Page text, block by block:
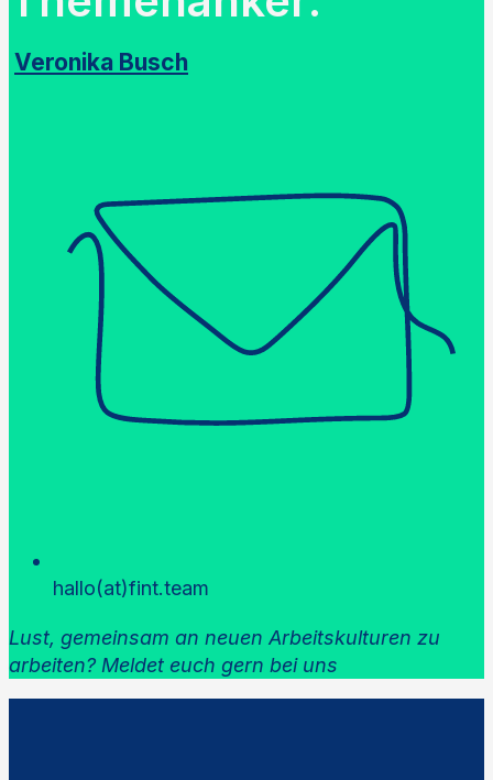
Veronika Busch
hallo(at)fint.team
Lust, gemeinsam an neuen Arbeitskulturen zu
arbeiten? Meldet euch gern bei uns